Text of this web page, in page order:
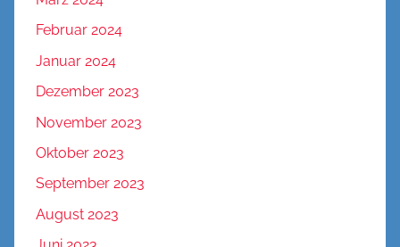
Februar 2024
Januar 2024
Dezember 2023
November 2023
Oktober 2023
September 2023
August 2023